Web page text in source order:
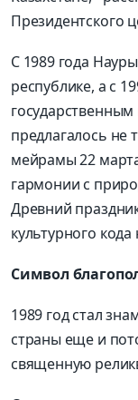
Президентского
С 1989 года
республике, а с
предлагалось не
мейрамы 22
гармонии с
Древний
культурного
Символ
1989 год стал
страны еще и
священную